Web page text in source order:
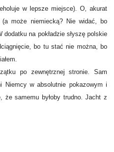
w lepsze miejsce). O, akurat
(a może niemiecką? Nie widać, bo
na pokładzie słyszę polskie
bo tu stać nie można, bo
po zewnętrznej stronie. Sam
w absolutnie pokazowym i
że samemu byłoby trudno. Jacht z